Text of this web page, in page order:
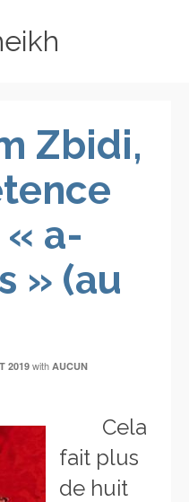
Zbidi,
a-
» (au
2019with AUCUN
Cela
fait plus
de huit